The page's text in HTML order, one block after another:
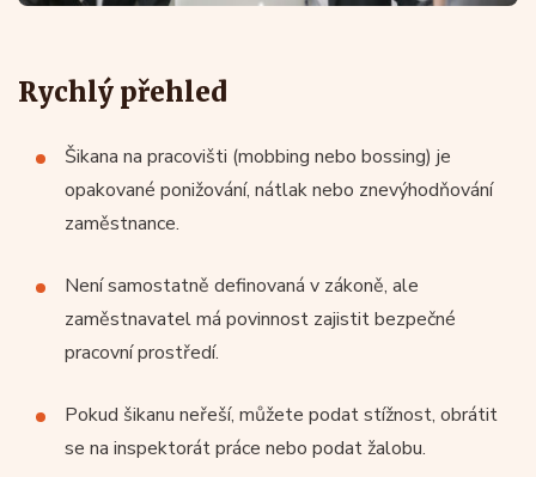
Rychlý přehled
Šikana na pracovišti (mobbing nebo bossing) je
opakované ponižování, nátlak nebo znevýhodňování
zaměstnance.
Není samostatně definovaná v zákoně, ale
zaměstnavatel má povinnost zajistit bezpečné
pracovní prostředí.
Pokud šikanu neřeší, můžete podat stížnost, obrátit
se na inspektorát práce nebo podat žalobu.